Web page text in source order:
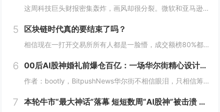
这周科技巨头财报密集轰炸，画风却很分裂。微软和亚马逊，云业务全线爆发。AWS二季度营收422亿美元，同比增长37%，是18个季度以来最快；Azure更猛，同比增速43%，全财年首次突破1000亿美元。两家股价财报后都是大涨，亚马逊盘后一度涨...
5 区块链时代真的要结束了吗？
相信现在一打开交易所所有人都是一脸懵，成交额榜80%都是美股，前十里就剩个BTC ETH SOL ，涨幅榜直接没了币的身影，清一色美股。这以前可都是山寨币的位置啊! 现在越来越多变成了股票，AI、机器人、航天这些热门股，涨起来一点也不比山...
6 00后AI股神婚礼前爆仓百亿：一场华尔街精心设计的「猎杀」？
作者：bootly，BitpushNews华尔街不相信眼泪，只相信筹码。2026年7月的最后一周，一个00后年轻人用百亿美金的代价，再次验证了这个道理。故事的主角叫Leopold Aschenbrenner。如果你关注AI圈，可能听过这个名...
7 本轮牛市“最大神话”落幕 短短数周“AI股神”被击溃 Citatdel出手收购全部仓位